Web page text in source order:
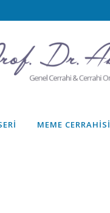
MEME CERRAHISI